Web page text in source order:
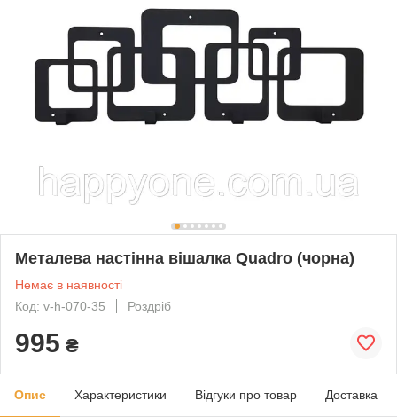
Металева настінна вішалка Quadro (чорна)
Немає в наявності
Код: v-h-070-35
Роздріб
995 ₴
Опис Характеристики Відгуки про товар Доставка